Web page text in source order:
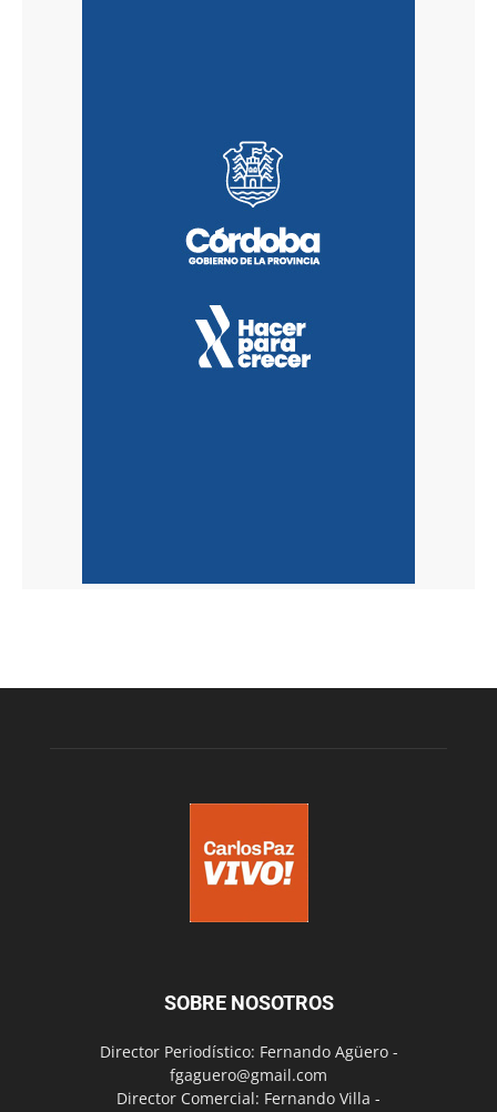
SOBRE NOSOTROS
Director Periodístico: Fernando Agüero -
fgaguero@gmail.com
Director Comercial: Fernando Villa -